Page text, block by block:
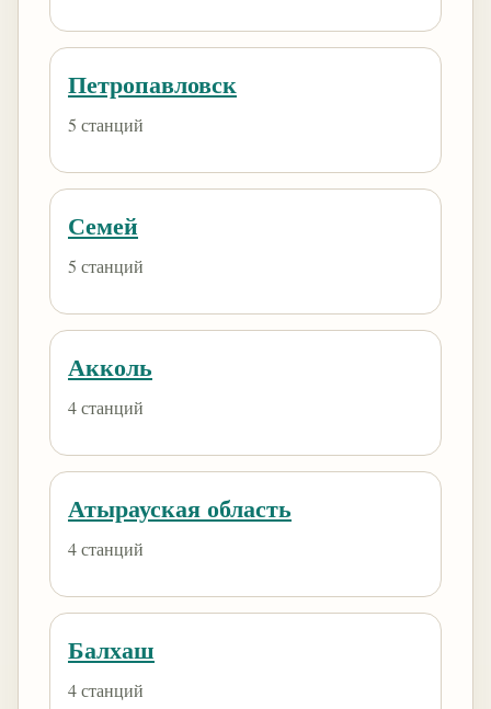
Петропавловск
5 станций
Семей
5 станций
Акколь
4 станций
Атырауская область
4 станций
Балхаш
4 станций